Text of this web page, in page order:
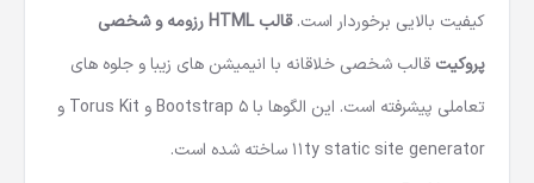
کیفیت بالایی برخوردار است.قالب HTML
رزومه و شخصی
پروکیت قالب شخصی خلاقانه با انیمیشن های زیبا و جلوه های
تعاملی پیشرفته است. این الگوها با Bootstrap 5 و Torus Kit و
11ty static site generator ساخته شده است.